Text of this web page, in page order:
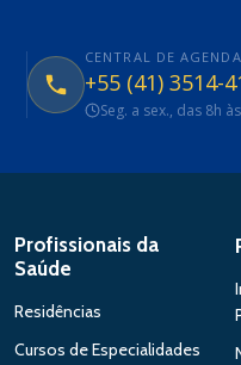
CENTRAL DE
+55 (41) 3514-
Seg. a sex., das 8h
Profissionais da
Saúde
Residências
Cursos de Especialidades